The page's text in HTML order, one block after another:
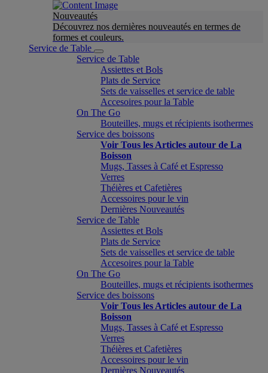
Nouveautés
Découvrez nos dernières nouveautés en termes de
formes et couleurs.
Service de Table
Service de Table
Assiettes et Bols
Plats de Service
Sets de vaisselles et service de table
Accesoires pour la Table
On The Go
Bouteilles, mugs et récipients isothermes
Service des boissons
Voir Tous les Articles autour de La
Boisson
Mugs, Tasses à Café et Espresso
Verres
Théières et Cafetières
Accessoires pour le vin
Dernières Nouveautés
Service de Table
Assiettes et Bols
Plats de Service
Sets de vaisselles et service de table
Accesoires pour la Table
On The Go
Bouteilles, mugs et récipients isothermes
Service des boissons
Voir Tous les Articles autour de La
Boisson
Mugs, Tasses à Café et Espresso
Verres
Théières et Cafetières
Accessoires pour le vin
Dernières Nouveautés